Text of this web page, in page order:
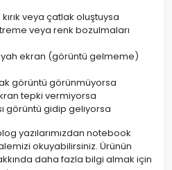
veya çatlak oluştuysa
veya renk bozulmaları
ekran (görüntü gelmeme)
görüntü görünmüyorsa
tepki vermiyorsa
görüntü gidip geliyorsa
yazılarımızdan notebook
okuyabilirsiniz. Ürünün
daha fazla bilgi almak için